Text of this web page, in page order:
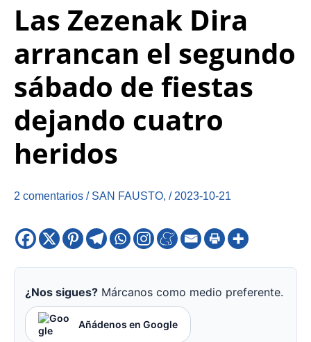
Las Zezenak Dira
arrancan el segundo
sábado de fiestas
dejando cuatro
heridos
2 comentarios / SAN FAUSTO, / 2023-10-21
¿Nos sigues? Márcanos como medio preferente.
Añádenos en Google